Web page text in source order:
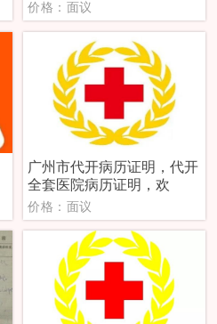
价格：面议
广州市代开病历证明，代开
全套医院病历证明，欢
价格：面议